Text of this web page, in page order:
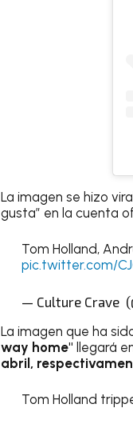
La imagen se hizo
gusta” en la cuenta
Tom Holland,
pic.twitter.com/
— Culture Crave 
La imagen que ha
way home" llegará
abril,
Tom Holland